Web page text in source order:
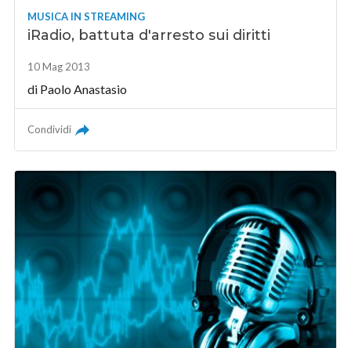
MUSICA IN STREAMING
iRadio, battuta d'arresto sui diritti
10 Mag 2013
di Paolo Anastasio
Condividi